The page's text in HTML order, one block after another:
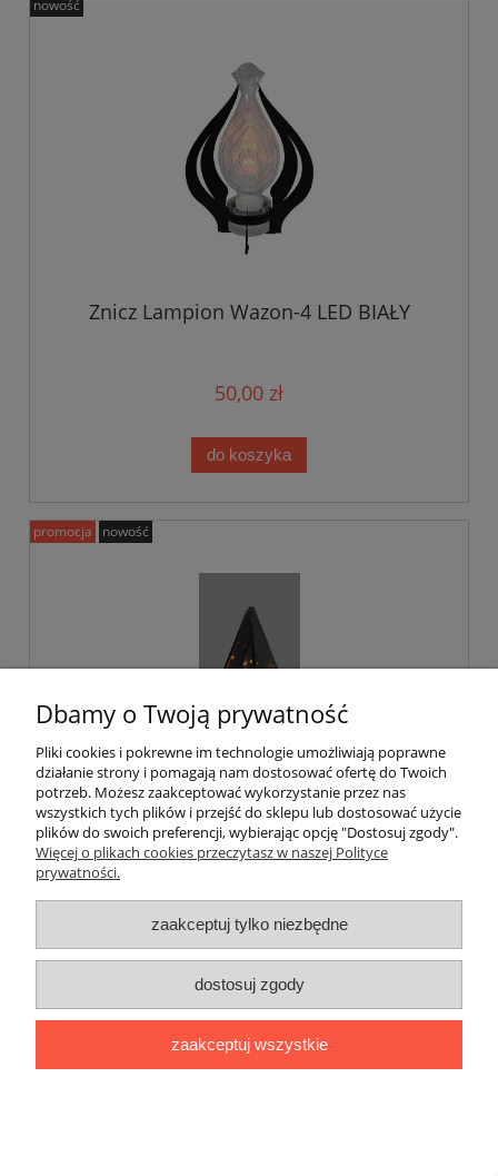
Znicz Lampion Wazon-4 LED BIAŁY
50,00 zł
do koszyka
nowość
Lampion lustrzany LED 3D Piramida
45,00 zł
Cena regularna:69,00 zł
do koszyka
promocja nowość
Dbamy o Twoją prywatność
Pliki cookies i pokrewne im technologie umożliwiają poprawne
działanie strony i pomagają nam dostosować ofertę do Twoich
potrzeb. Możesz zaakceptować wykorzystanie przez nas
wszystkich tych plików i przejść do sklepu lub dostosować użycie
plików do swoich preferencji, wybierając opcję "Dostosuj zgody".
Więcej o plikach cookies przeczytasz w naszej Polityce
prywatności.
zaakceptuj tylko niezbędne
dostosuj zgody
zaakceptuj wszystkie